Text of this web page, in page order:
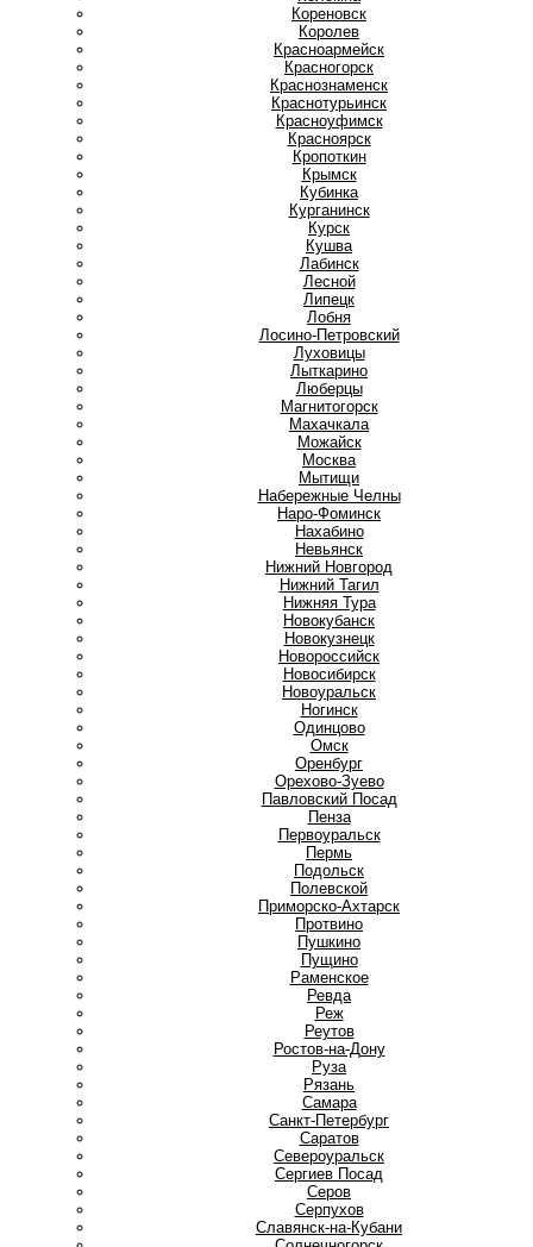
Кореновск
Королев
Красноармейск
Красногорск
Краснознаменск
Краснотурьинск
Красноуфимск
Красноярск
Кропоткин
Крымск
Кубинка
Курганинск
Курск
Кушва
Лабинск
Лесной
Липецк
Лобня
Лосино-Петровский
Луховицы
Лыткарино
Люберцы
Магнитогорск
Махачкала
Можайск
Москва
Мытищи
Набережные Челны
Наро-Фоминск
Нахабино
Невьянск
Нижний Новгород
Нижний Тагил
Нижняя Тура
Новокубанск
Новокузнецк
Новороссийск
Новосибирск
Новоуральск
Ногинск
Одинцово
Омск
Оренбург
Орехово-Зуево
Павловский Посад
Пенза
Первоуральск
Пермь
Подольск
Полевской
Приморско-Ахтарск
Протвино
Пушкино
Пущино
Раменское
Ревда
Реж
Реутов
Ростов-на-Дону
Руза
Рязань
Самара
Санкт-Петербург
Саратов
Североуральск
Сергиев Посад
Серов
Серпухов
Славянск-на-Кубани